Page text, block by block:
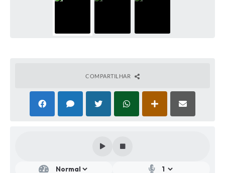
COMPARTILHAR